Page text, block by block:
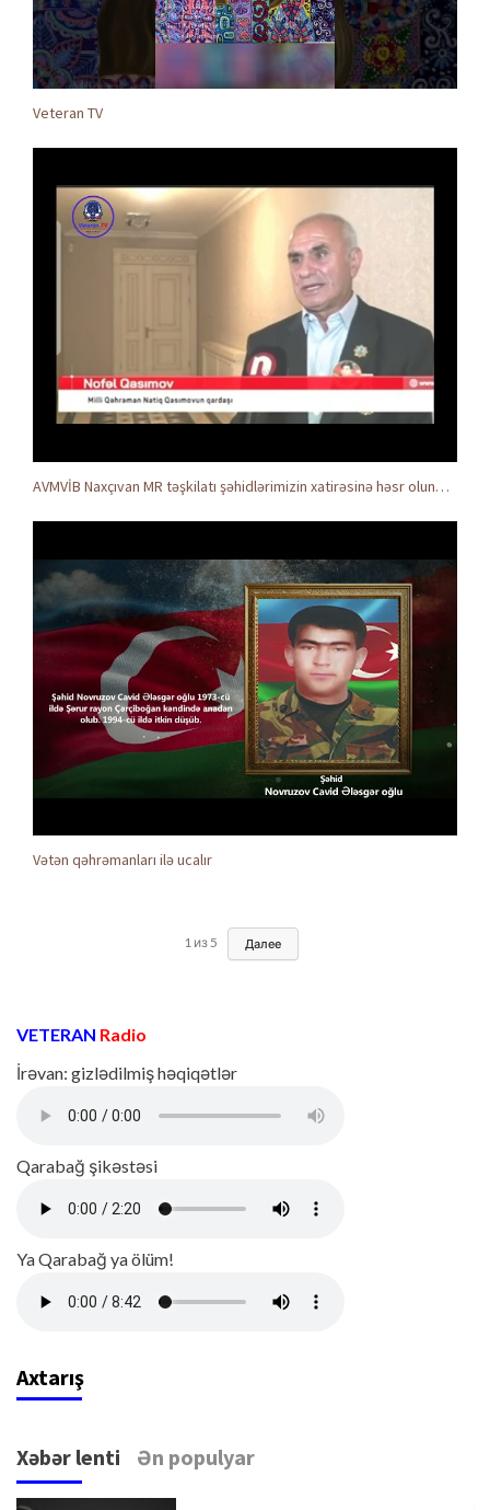
Veteran TV
AVMVİB Naxçıvan MR təşkilatı şəhidlərimizin xatirəsinə həsr olunmuş tədbir keçirdi
Vətən qəhrəmanları ilə ucalır
1 из5 Далее
VETERAN Radio
İrəvan: gizlədilmiş həqiqətlər
Qarabağ şikəstəsi
Ya Qarabağ ya ölüm!
Axtarış
Xəbər lenti Ən populyar